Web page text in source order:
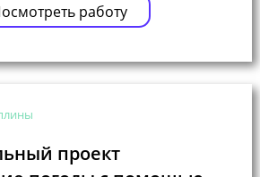
работу
проект